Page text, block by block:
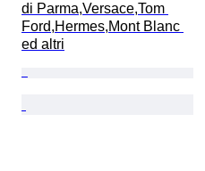
di Parma,Versace,Tom
Ford,Hermes,Mont Blanc
ed altri